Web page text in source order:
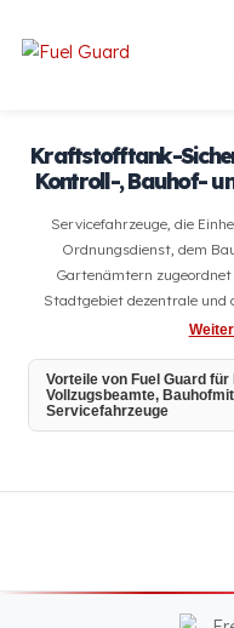
Kraftstofftank-
Kontroll-,
Servicefahrzeuge, die
Ordnungsdienst, dem
Gartenämtern
Stadtgebiet dezentrale
Vorteile von Fuel Guard